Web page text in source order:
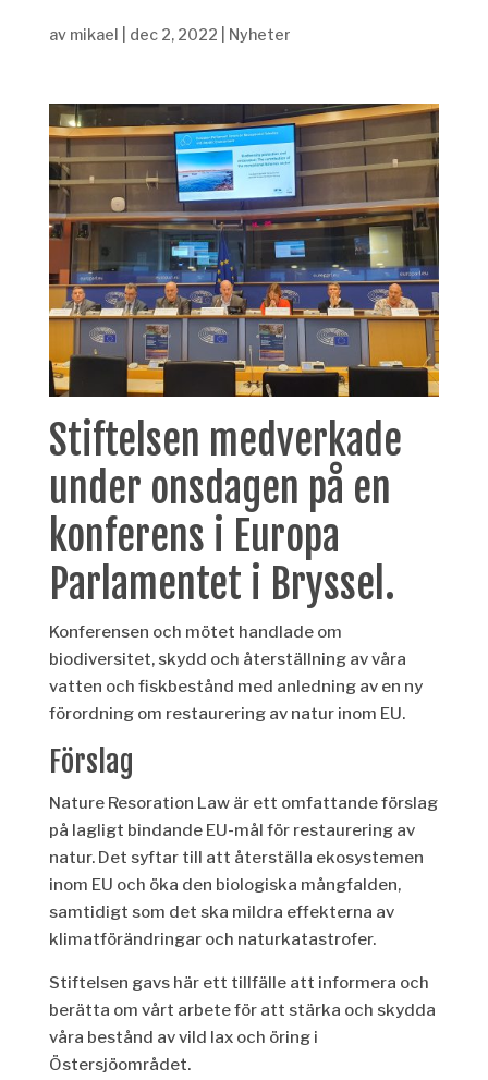
av mikael dec 2, 2022 Nyheter
Stiftelsen medverkade
under onsdagen på en
konferens i Europa
Parlamentet i Bryssel.
Konferensen och mötet handlade om
biodiversitet, skydd och återställning av våra
vatten och fiskbestånd med anledning av en ny
förordning om restaurering av natur inom EU.
Förslag
Nature Resoration Law är ett omfattande förslag
på lagligt bindande EU-mål för restaurering av
natur. Det syftar till att återställa ekosystemen
inom EU och öka den biologiska mångfalden,
samtidigt som det ska mildra effekterna av
klimatförändringar och naturkatastrofer.
Stiftelsen gavs här ett tillfälle att informera och
berätta om vårt arbete för att stärka och skydda
våra bestånd av vild lax och öring i
Östersjöområdet.